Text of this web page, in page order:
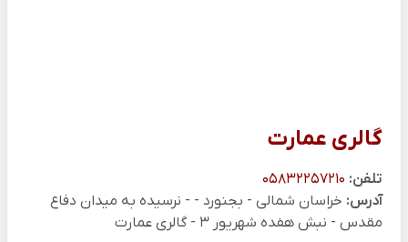
گالری عمارت
تلفن: 05832257210
آدرس: خراسان شمالی - بجنورد - - نرسیده به میدان دفاع
مقدس - نبش هفده شهریور 3 - گالری عمارت